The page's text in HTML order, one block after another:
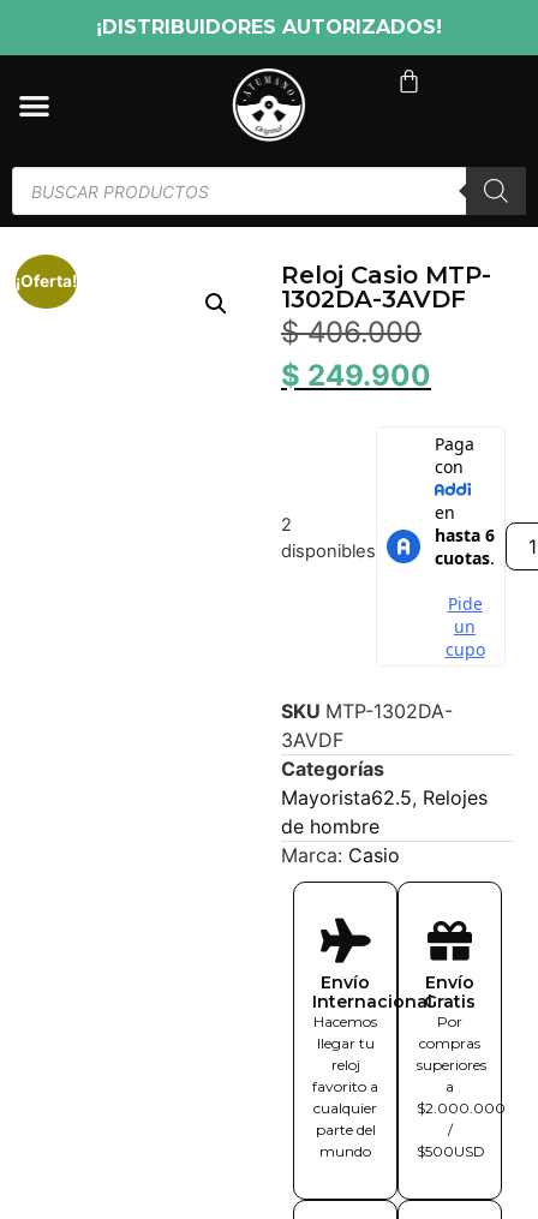
¡DISTRIBUIDORES AUTORIZADOS!
¡Oferta!
Reloj Casio MTP-
1302DA-3AVDF
$406.000
$ 249.900
2
disponibles
SKU MTP-1302DA-
3AVDF
Categorías
Mayorista62.5, Relojes
de hombre
Marca: Casio
Envío
Internacional
Hacemos
llegar tu
reloj
favorito a
cualquier
parte del
mundo
Envío
Gratis
Por
compras
superiores
a
$2.000.000
/
$500USD